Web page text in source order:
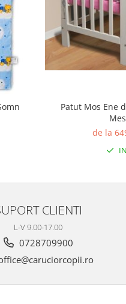
Patut Mos Ene
de la
CLIENTI
L-V 9.00-17.00
0728709900